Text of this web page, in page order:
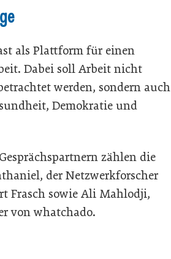
als Plattform für einen
Dabei soll Arbeit nicht
werden, sondern auch
Demokratie und
zählen die
der Netzwerkforscher
Frasch sowie Ali Mahlodji,
von whatchado.